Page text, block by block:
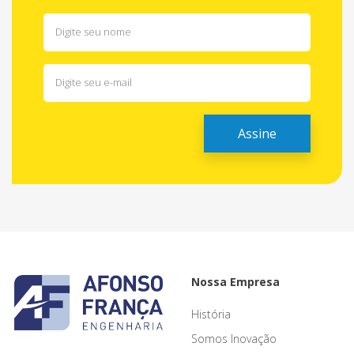
Nossa Empresa
História
Somos Inovação